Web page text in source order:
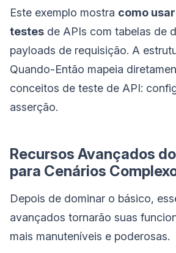
Este exemplo mostra como
testes de APIs com tabelas de
payloads de requisição. A
Quando-Então mapeia
conceitos de teste de API:
asserção.
Recursos Avançados
para Cenários
Depois de dominar o básico,
avançados tornarão suas
mais manuteníveis e poderosas.